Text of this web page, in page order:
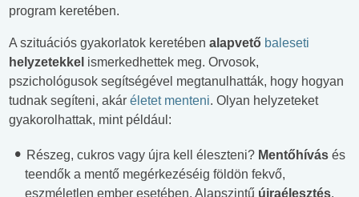
program keretében.
A szituációs gyakorlatok keretében alapvető baleseti
helyzetekkel ismerkedhettek meg. Orvosok,
pszichológusok segítségével megtanulhatták, hogy hogyan
tudnak segíteni, akár életet menteni. Olyan helyzeteket
gyakorolhattak, mint például:
Részeg, cukros vagy újra kell éleszteni? Mentőhívás és
teendők a mentő megérkezéséig földön fekvő,
eszméletlen ember esetében. Alapszintű újraélesztés.